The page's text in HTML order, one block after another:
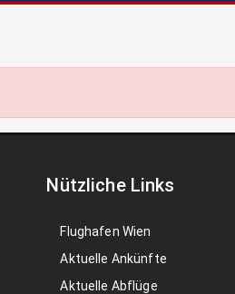
Nützliche Links
Flughafen Wien
Aktuelle Ankünfte
Aktuelle Abflüge